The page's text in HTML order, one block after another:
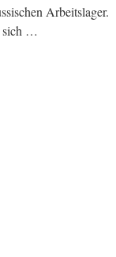
Arbeitslager.
sich …